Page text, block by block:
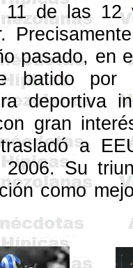
11 de las
pasado, en
batido por
deportiva
gran
a
2006. Su
como